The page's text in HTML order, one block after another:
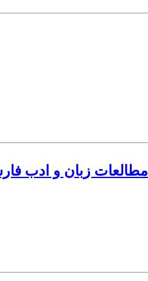
مطالعات زبان و ادب فارسی در شبه قاره (1)